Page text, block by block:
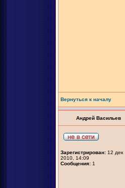
Вернуться к началу
Андрей Васильев
Зарегистрирован: 12 дек
2010, 14:09
Сообщения: 1